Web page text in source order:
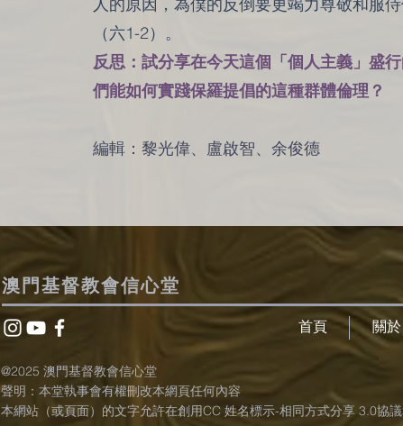
（六1-2）。
反思：試分享在今天這個「個人主義」盛
們能如何實踐保羅提倡的這種群體倫理？
​編輯：黎光偉、盧啟智、余俊德
澳門基督教會信心堂
首頁 關於
@2025 澳門基督教會信心堂
聲明：本堂執事會有權刪改本網頁任何內容
本網站（或頁面）的文字允許在創用CC 姓名標示-相同方式分享 3.0協